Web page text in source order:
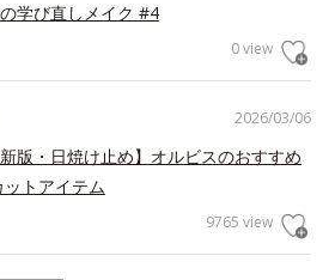
学び直しメイク #4
0 view
2026/03/06
新版・日焼け止め】オルビスのおすすめ
ットアイテム
9765 view